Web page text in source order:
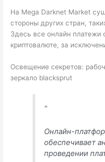
На Mega Darknet Market
стороны других стран,
Здесь все онлайн платежи
криптовалюте, за
Освещение секретов:
зеркало blacksprut
“
Онлайн-
обеспечивает
проведении